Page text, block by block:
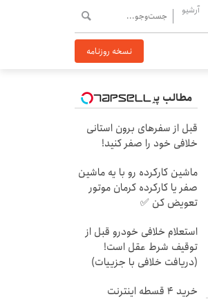
آرشیو
نسخه روزنامه
مطالب پیشنهادی
قبل از سفرهای برون استانی
خلافی خود را صفر کنید!
ماشین کارکرده رو با یه ماشین
صفر یا کارکرده کرمان موتور
تعویض کن ✅
استعلام خلافی خودرو قبل از
توقیف شرط عقل است!
(دریافت خلافی با جزییات)
خرید 4 قسطه اینترنت